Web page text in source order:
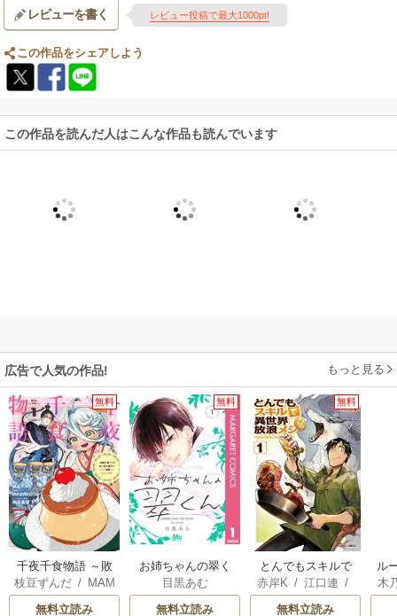
レビューを書く レビュー投稿で最大1000pt!
この作品をシェアしよう
この作品を読んだ人はこんな作品も読んでいます
広告で人気の作品! もっと見る
無料
千夜千食物語 ～敗
国の姫ですが氷の
皇子殿下がどうも
枝豆ずんだ/ MAM
AKOTO / 鴉羽凛燈
無料立読み
無料
お姉ちゃんの翠く
ん
目黒あむ
無料立読み
無料
とんでもスキルで
異世界放浪メシ
赤岸K/ 江口連 /
雅
無料立読み
ル
令
木